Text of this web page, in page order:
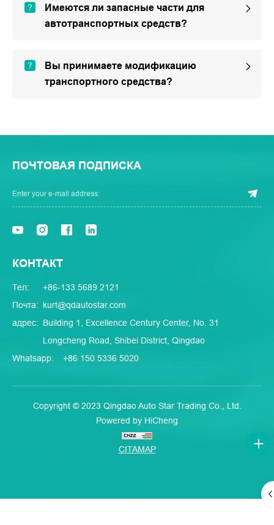
Имеются ли запасные части для
автотранспортных средств?
Вы принимаете модификацию
транспортного средства?
ПОЧТОВАЯ ПОДПИСКА
КОНТАКТ
Тел:
+86-133 5689 2121
Почта: kurt@qdautostar.com
адрес: Building 1, Excellence Century Center, No. 31
Longcheng Road, Shibei District, Qingdao
Whatsapp:
+86 150 5336 5020
Copyright © 2023 Qingdao Auto Star Trading Co., Ltd.
Powered by HiCheng
CITAMAP